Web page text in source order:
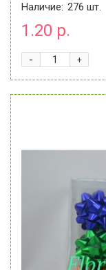
Наличие: 276 шт.
1.20 р.
+
-